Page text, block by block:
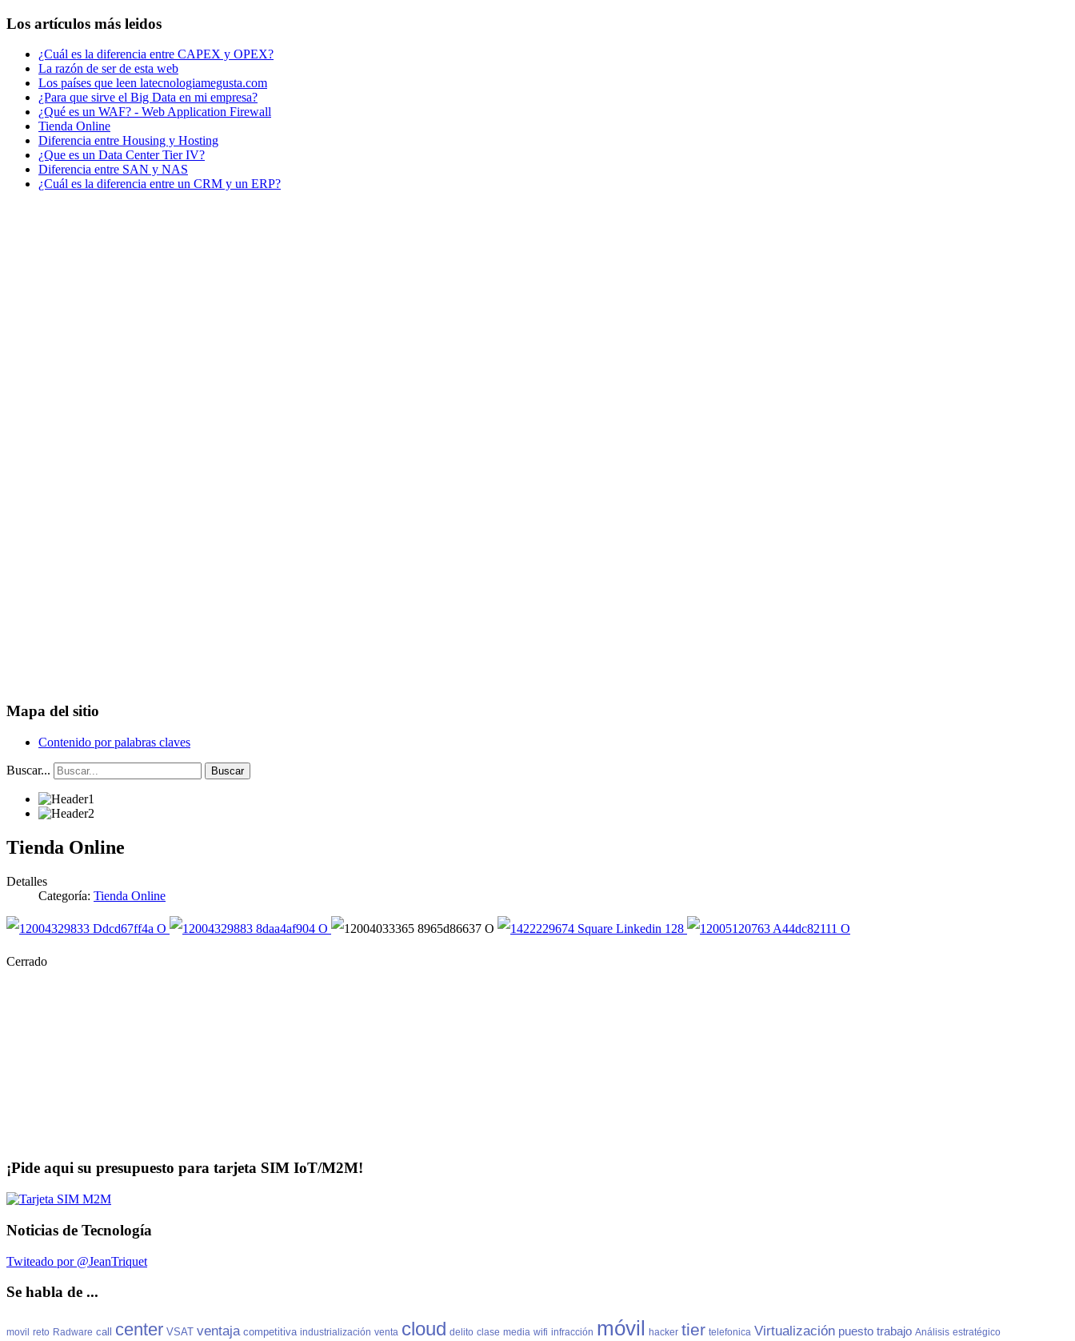
Los artículos más leidos
¿Cuál es la diferencia entre CAPEX y OPEX?
La razón de ser de esta web
Los países que leen latecnologiamegusta.com
¿Para que sirve el Big Data en mi empresa?
¿Qué es un WAF? - Web Application Firewall
Tienda Online
Diferencia entre Housing y Hosting
¿Que es un Data Center Tier IV?
Diferencia entre SAN y NAS
¿Cuál es la diferencia entre un CRM y un ERP?
Mapa del sitio
Contenido por palabras claves
Buscar... Buscar
Tienda Online
Detalles
Categoría: Tienda Online
Cerrado
¡Pide aqui su presupuesto para tarjeta SIM IoT/M2M!
Noticias de Tecnología
Twiteado por @JeanTriquet
Se habla de ...
movil reto Radware call center VSAT ventaja competitiva industrialización venta cloud delito clase media wifi infracción móvil hacker tier telefonica Virtualización puesto trabajo Análisis estratégico